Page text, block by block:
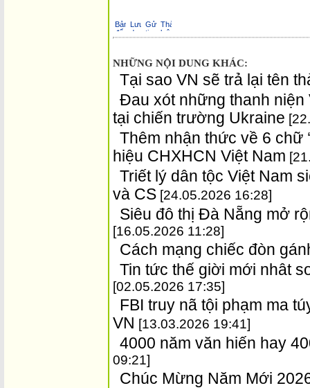
NHỮNG NỘI DUNG KHÁC:
Tại sao VN sẽ trả lại tên
Đau xót những thanh niện
tại chiến trường Ukraine
Thêm nhận thức về 6 chữ
hiệu CHXHCN Việt Nam
Triết lý dân tộc Việt Nam
và CS [24.05.2026 16:28]
Siêu đô thị Đà Nẵng mở
[16.05.2026 11:28]
Cách mạng chiếc đòn
Tin tức thế giời mới nhât
[02.05.2026 17:35]
FBI truy nã tội phạm ma
VN [13.03.2026 19:41]
4000 năm văn hiến hay
09:21]
Chúc Mừng Năm Mới